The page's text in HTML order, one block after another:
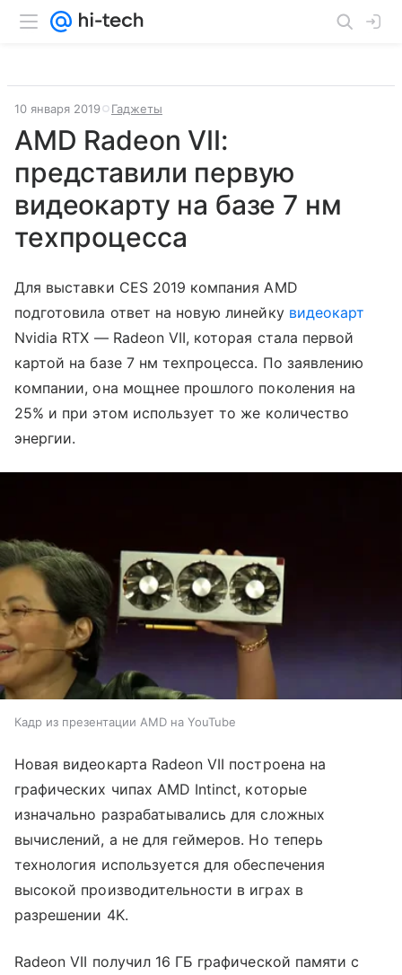
10 января 2019 Гаджеты
AMD Radeon VII:
представили первую
видеокарту на базе 7 нм
техпроцесса
Для выставки CES 2019 компания AMD
подготовила ответ на новую линейку видеокарт
Nvidia RTX — Radeon VII, которая стала первой
картой на базе 7 нм техпроцесса. По заявлению
компании, она мощнее прошлого поколения на
25% и при этом использует то же количество
энергии.
Кадр из презентации AMD на YouTube
Новая видеокарта Radeon VII построена на
графических чипах AMD Intinct, которые
изначально разрабатывались для сложных
вычислений, а не для геймеров. Но теперь
технология используется для обеспечения
высокой производительности в играх в
разрешении 4K.
Radeon VII получил 16 ГБ графической памяти с